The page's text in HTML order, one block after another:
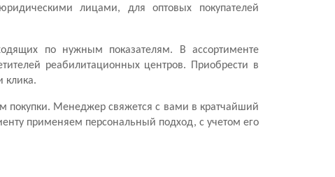
лицами, для оптовых покупателей
по нужным показателям. В ассортименте
реабилитационных центров. Приобрести в
клика.
покупки. Менеджер свяжется с вами в кратчайший
применяем персональный подход, с учетом его